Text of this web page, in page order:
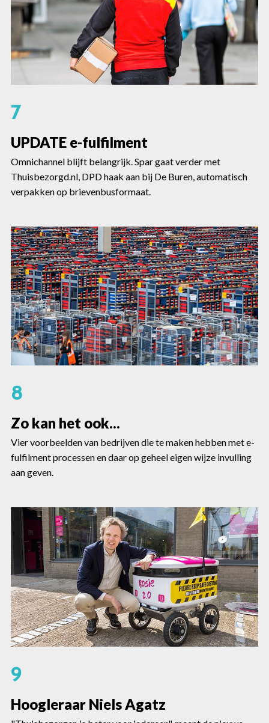
7
UPDATE e-fulfilment
Omnichannel blijft belangrijk. Spar gaat verder met
Thuisbezorgd.nl, DPD haak aan bij De Buren, automatisch
verpakken op brievenbusformaat.
8
Zo kan het ook...
Vier voorbeelden van bedrijven die te maken hebben met e-
fulfilment processen en daar op geheel eigen wijze invulling
aan geven.
9
Hoogleraar Niels Agatz